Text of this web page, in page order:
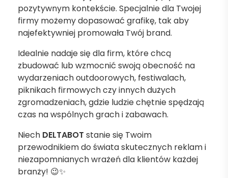
pozytywnym kontekście. Specjalnie dla Twojej
firmy możemy dopasować grafikę, tak aby
najefektywniej promowała Twój brand.
Idealnie nadaje się dla firm, które chcą
zbudować lub wzmocnić swoją obecność na
wydarzeniach outdoorowych, festiwalach,
piknikach firmowych czy innych dużych
zgromadzeniach, gdzie ludzie chętnie spędzają
czas na wspólnych grach i zabawach.
Niech DELTABOT stanie się Twoim
przewodnikiem do świata skutecznych reklam i
niezapomnianych wrażeń dla klientów każdej
branży! 😉✨